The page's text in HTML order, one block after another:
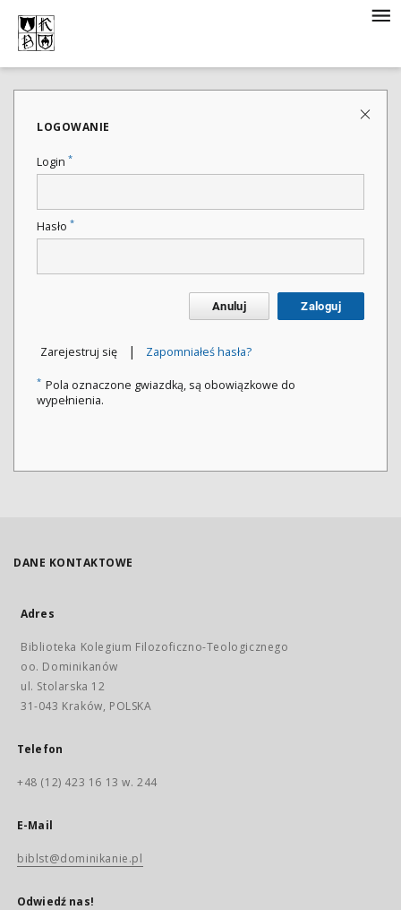
LOGOWANIE
Login *
Hasło *
Anuluj Zaloguj
Zarejestruj się | Zapomniałeś hasła?
* Pola oznaczone gwiazdką, są obowiązkowe do
wypełnienia.
DANE KONTAKTOWE
Adres
Biblioteka Kolegium Filozoficzno-Teologicznego
oo. Dominikanów
ul. Stolarska 12
31-043 Kraków, POLSKA
Telefon
+48 (12) 423 16 13 w. 244
E-Mail
biblst@dominikanie.pl
Odwiedź nas!